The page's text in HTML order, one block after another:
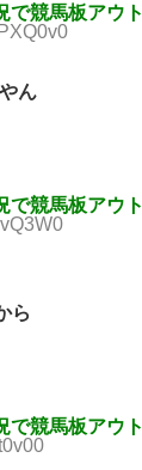
で競馬板アウト
ん
で競馬板アウト
ら
で競馬板アウト